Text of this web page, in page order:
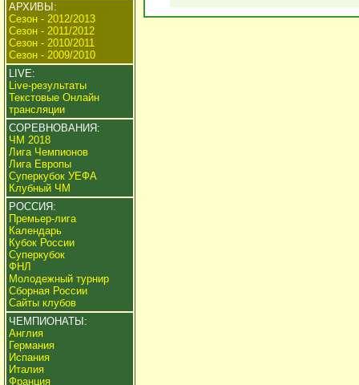
АРХИВЫ:
Сезон - 2012/2013
Сезон - 2011/2012
Сезон - 2010/2011
Сезон - 2009/2010
LIVE:
Live-результаты
Текстовые Онлайн
трансляции
СОРЕВНОВАНИЯ:
ЧМ 2018
Лига Чемпионов
Лига Европы
Суперкубок УЕФА
Клубный ЧМ
РОССИЯ:
Премьер-лига
Календарь
Кубок России
Суперкубок
ФНЛ
Молодежный турнир
Сборная России
Сайты клубов
ЧЕМПИОНАТЫ:
Англия
Германия
Испания
Италия
Франция